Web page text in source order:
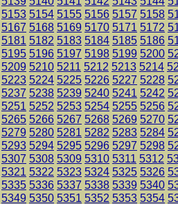
5153 5154 5155 5156 5157 5158
5167 5168 5169 5170 5171 5172
5181 5182 5183 5184 5185 5186
5195 5196 5197 5198 5199 5200
5209 5210 5211 5212 5213 5214
5223 5224 5225 5226 5227 5228
5237 5238 5239 5240 5241 5242
5251 5252 5253 5254 5255 5256
5265 5266 5267 5268 5269 5270
5279 5280 5281 5282 5283 5284
5293 5294 5295 5296 5297 5298
5307 5308 5309 5310 5311 5312
5321 5322 5323 5324 5325 5326
5335 5336 5337 5338 5339 5340
5349 5350 5351 5352 5353 5354